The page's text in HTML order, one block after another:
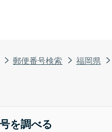
郵便番号検索 福岡県
を調べる